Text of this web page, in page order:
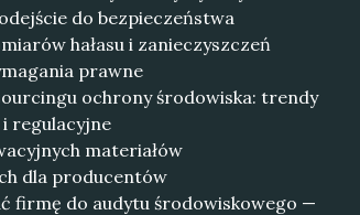
do bezpieczeństwa
hałasu i zanieczyszczeń
prawne
ochrony środowiska: trendy
regulacyjne
materiałów
dla producentów
firmę do audytu środowiskowego —